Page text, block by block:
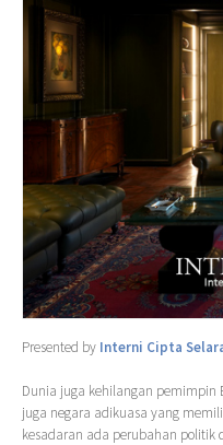
Presented by Interni Cipta
Dunia juga kehilangan pemimpin
juga negara adikuasa yang
kesadaran ada perubahan politik